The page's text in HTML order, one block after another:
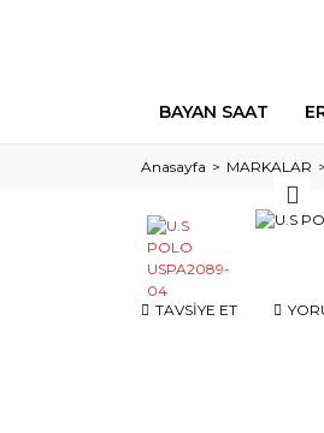
BAYAN SAAT
Anasayfa MARKALAR
TAVSİYE ET